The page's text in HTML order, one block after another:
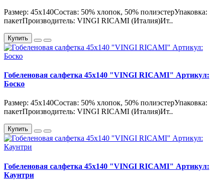
Размер: 45х140Состав: 50% хлопок, 50% полиэстерУпаковка:
пакетПроизводитель: VINGI RICAMI (Италия)Ит..
Купить
Гобеленовая салфетка 45х140 "VINGI RICAMI" Артикул:
Боско
Размер: 45х140Состав: 50% хлопок, 50% полиэстерУпаковка:
пакетПроизводитель: VINGI RICAMI (Италия)Ит..
Купить
Гобеленовая салфетка 45х140 "VINGI RICAMI" Артикул:
Каунтри